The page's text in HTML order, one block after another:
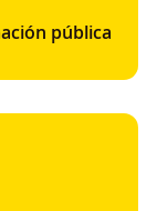
pública